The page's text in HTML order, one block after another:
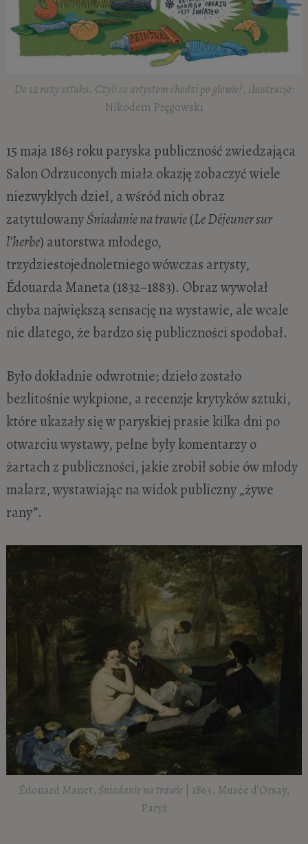
Do 12 razy sztuka. Czyli co artystom chodzi po głowie?, ilustracje:
Nikodem Pręgowski
15 maja 1863 roku paryska publiczność zwiedzająca
Salon Odrzuconych miała okazję zobaczyć wiele
niezwykłych dzieł, a wśród nich obraz
zatytułowanyŚniadanie na trawie(Le Déjeuner sur
l’herbe) autorstwa młodego,
trzydziestojednoletniego wówczas artysty,
Édouarda Maneta (1832−1883). Obraz wywołał
chyba największą sensację na wystawie, ale wcale
nie dlatego, że bardzo się publiczności spodobał.
Było dokładnie odwrotnie; dzieło zostało
bezlitośnie wykpione, a recenzje krytyków sztuki,
które ukazały się w paryskiej prasie kilka dni po
otwarciu wystawy, pełne były komentarzy o
żartach z publiczności, jakie zrobił sobie ów młody
malarz, wystawiając na widok publiczny „żywe
rany”.
Édouard Manet, Śniadanie na trawie | 1863, Musée d’Orsay,
Paryż